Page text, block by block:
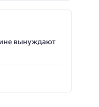
вынуждают